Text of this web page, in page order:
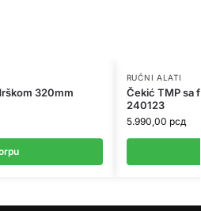
320mm
RUČNI ALATI
Čekić TMP sa
240123
5.990,00 рсд